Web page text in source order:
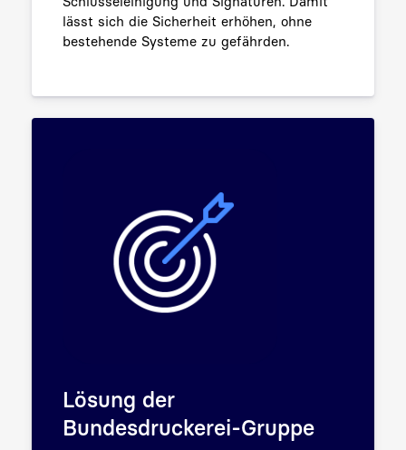
lässt sich die Sicherheit erhöhen, ohne
bestehende Systeme zu gefährden.
Lösung der
Bundesdruckerei-Gruppe